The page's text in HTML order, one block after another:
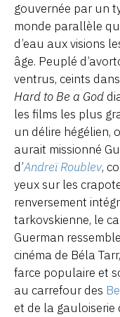
gouvernée par un
monde parallèle
d’eau aux visions
âge. Peuplé
ventrus, ceints
Hard to Be a God
les films les plus
un délire hégélien,
aurait missionné
d’Andreï Roublev,
yeux sur les
renversement
tarkovskienne, le
Guerman
cinéma de Béla
farce populaire et
au carrefour des
et de la gauloiserie